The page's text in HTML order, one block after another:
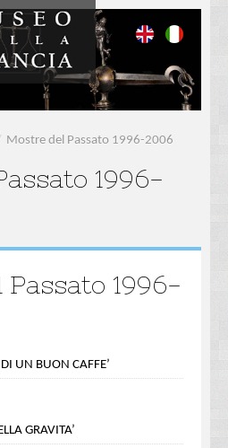
Mostre del Passato 1996-2006
1996-
1996-
UN BUON CAFFE’
GRAVITA’